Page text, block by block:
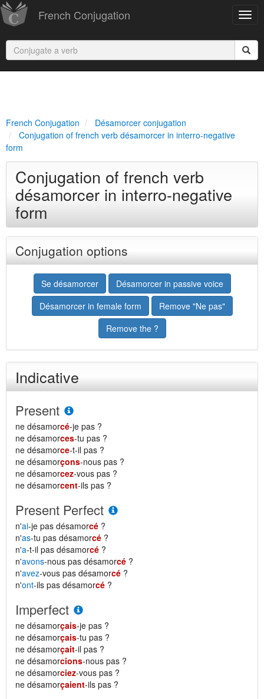
French Conjugation
French Conjugation
Désamorcer conjugation
Conjugation of french verb désamorcer in interro-negative
form
Conjugation of french verb
désamorcer in interro-negative
form
Conjugation options
Se désamorcer
Désamorcer in passive voice
Désamorcer in female form
Remove "Ne pas"
Remove the ?
Indicative
Present
ne désamorcé-je pas ?
ne désamorces-tu pas ?
ne désamorce-t-il pas ?
ne désamorçons-nous pas ?
ne désamorcez-vous pas ?
ne désamorcent-ils pas ?
Present Perfect
n'ai-je pas désamorcé ?
n'as-tu pas désamorcé ?
n'a-t-il pas désamorcé ?
n'avons-nous pas désamorcé ?
n'avez-vous pas désamorcé ?
n'ont-ils pas désamorcé ?
Imperfect
ne désamorçais-je pas ?
ne désamorçais-tu pas ?
ne désamorçait-il pas ?
ne désamorcions-nous pas ?
ne désamorciez-vous pas ?
ne désamorçaient-ils pas ?